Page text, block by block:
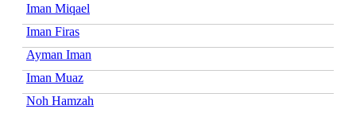
Iman Miqael
Iman Firas
Ayman Iman
Iman Muaz
Noh Hamzah